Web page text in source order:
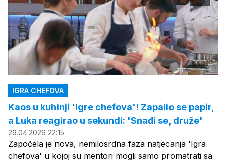
IGRA CHEFOVA
Kaos u kuhinji 'Igre chefova'! Zapalio se papir,
a Luka reagirao u sekundi: 'Snađi se, druže'
29.04.2026 22:15
Započela je nova, nemilosrdna faza natjecanja 'Igra
chefova' u kojoj su mentori mogli samo promatrati sa